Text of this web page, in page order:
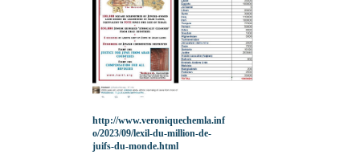
http://www.veroniquechemla.inf
o/2023/09/lexil-du-million-de-
juifs-du-monde.html